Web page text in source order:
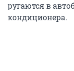
ругаются в
кондиционера.